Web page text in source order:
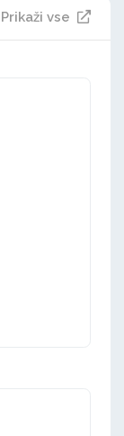
Prikaži vse